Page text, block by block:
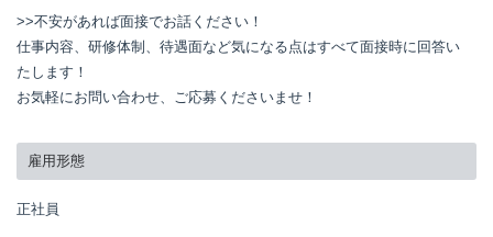
>>不安があれば面接でお話ください！
仕事内容、研修体制、待遇面など気になる点はすべて面接時に回答い
たします！
お気軽にお問い合わせ、ご応募くださいませ！
雇用形態
正社員